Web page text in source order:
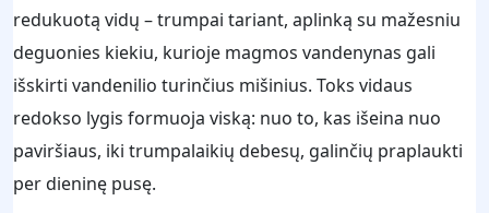
redukuotą vidų – trumpai tariant, aplinką su mažesniu
deguonies kiekiu, kurioje magmos vandenynas gali
išskirti vandenilio turinčius mišinius. Toks vidaus
redokso lygis formuoja viską: nuo to, kas išeina nuo
paviršiaus, iki trumpalaikių debesų, galinčių praplaukti
per dieninę pusę.